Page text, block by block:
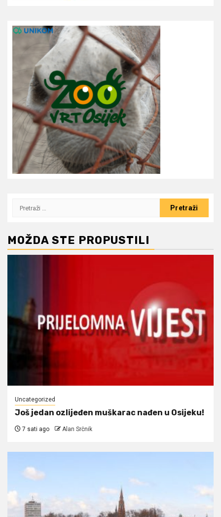
Pretraži:
MOŽDA STE PROPUSTILI
Uncategorized
Još jedan ozlijeđen muškarac nađen u Osijeku!
7 sati ago Alan Srčnik